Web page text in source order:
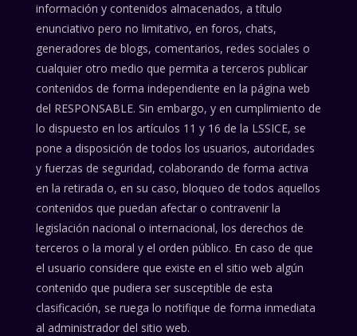
información y contenidos almacenados, a título
enunciativo pero no limitativo, en foros, chats,
generadores de blogs, comentarios, redes sociales o
cualquier otro medio que permita a terceros publicar
contenidos de forma independiente en la página web
del RESPONSABLE. Sin embargo, y en cumplimiento de
lo dispuesto en los artículos 11 y 16 de la LSSICE, se
pone a disposición de todos los usuarios, autoridades
y fuerzas de seguridad, colaborando de forma activa
en la retirada o, en su caso, bloqueo de todos aquellos
contenidos que puedan afectar o contravenir la
legislación nacional o internacional, los derechos de
terceros o la moral y el orden público. En caso de que
el usuario considere que existe en el sitio web algún
contenido que pudiera ser susceptible de esta
clasificación, se ruega lo notifique de forma inmediata
al administrador del sitio web.